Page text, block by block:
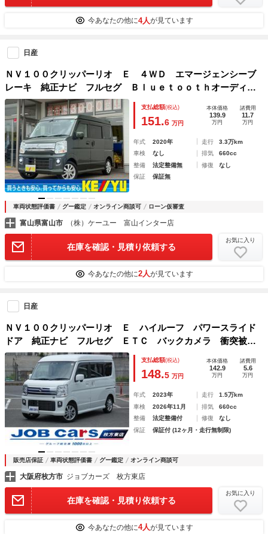
今あなたの他に4人が見ています
日産
ＮＶ１００クリッパーリオ Ｅ ４ＷＤ エマージェンシーブ
レーキ 純正ナビ フルセグ Ｂｌｕｅｔｏｏｔｈオーディ
オ バックカメラ ＥＴＣ２．０ オートスライドドア ＬＥ
Ｄオートライト 車線逸脱警告 シートヒーター スマートキ
ー
支払総額(税込)
151.6 万円
本体価格
139.9
万円
諸費用
11.7
万円
年式 2020年 走行
3.3万km
車検
なし 排気
660cc
整備
法定整備無 修復
なし
保証
保証無
車両状態評価書 グー鑑定 オンライン商談可 ローン仮審査
富山県富山市 （株）ケーユー 富山インター店
在庫を確認・見積り依頼する
お気に入り
今あなたの他に2人が見ています
日産
ＮＶ１００クリッパーリオ Ｅ ハイルーフ パワースライド
ドア 純正ナビ フルセグ ＥＴＣ バックカメラ 衝突被害
軽減 踏み間違い防止 ドラレコ Ｒソナー 純正１４インチ
ＡＷ シートヒーター ＬＥＤヘッドランプ オートハイビー
ム
支払総額(税込)
148.5 万円
本体価格
142.9
万円
諸費用
5.6
万円
年式 2023年 走行
1.5万km
車検
2026年11月 排気
660cc
整備
法定整備付 修復
なし
保証
保証付 (12ヶ月・走行無制限)
販売店保証 車両状態評価書 グー鑑定 オンライン商談可
大阪府枚方市 ジョブカーズ 枚方東店
在庫を確認・見積り依頼する
お気に入り
今あなたの他に4人が見ています